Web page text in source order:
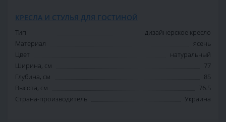
КРЕСЛА И СТУЛЬЯ ДЛЯ ГОСТИНОЙ
Тип
дизайнерское кресло
Материал
ясень
Цвет
натуральный
Ширина, см
77
Глубина, см
85
Высота, см
76.5
Страна-производитель
Украина